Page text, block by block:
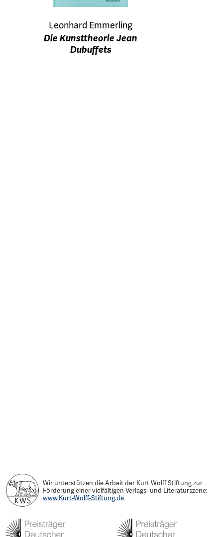
Leonhard Emmerling
Die Kunsttheorie Jean
Dubuffets
Wir unterstützen die Arbeit der Kurt Wolff Stiftung zur
Förderung einer vielfältigen Verlags- und Literaturszene:
www.Kurt-Wolff-Stiftung.de